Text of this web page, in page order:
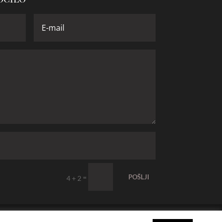
4 + 2 = POŠLJI